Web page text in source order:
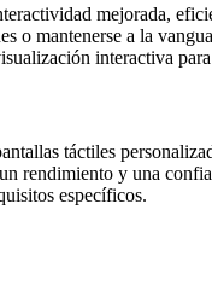
mejorada,
mantenerse a la
interactiva para
táctiles
rendimiento y una
específicos.